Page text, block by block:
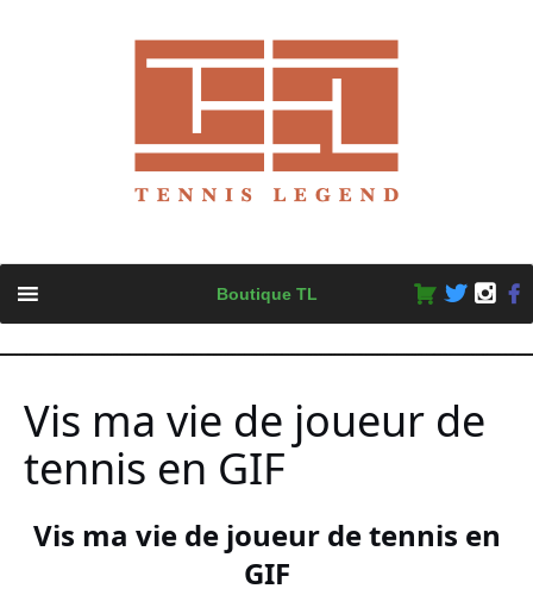
content
Boutique TL
Vis ma vie de joueur de
tennis en GIF
Vis ma vie de joueur de tennis en
GIF